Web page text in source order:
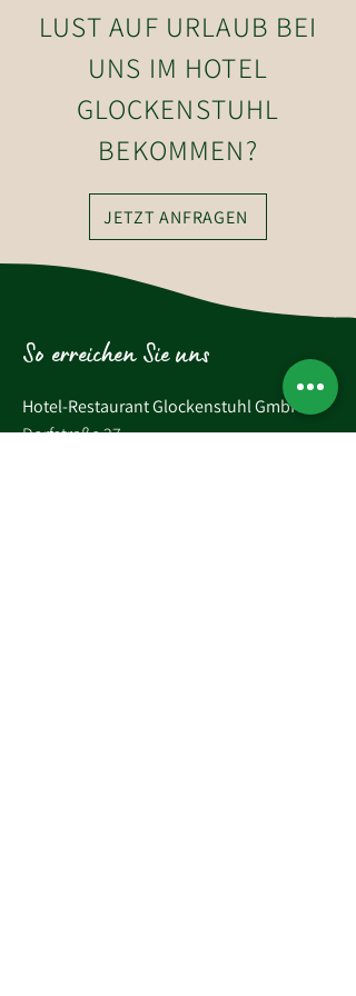
LUST AUF URLAUB BEI
UNS IM HOTEL
GLOCKENSTUHL
BEKOMMEN?
JETZT ANFRAGEN
So erreichen Sie uns
Hotel-Restaurant Glockenstuhl GmbH
Dorfstraße 27